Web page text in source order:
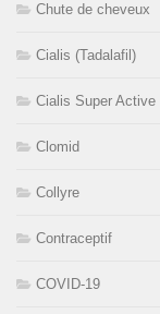
Chute de cheveux
Cialis (Tadalafil)
Cialis Super Active
Clomid
Collyre
Contraceptif
COVID-19